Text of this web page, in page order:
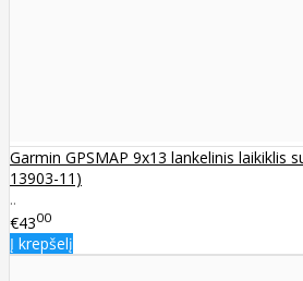
Garmin GPSMAP 9x13 lankelinis laikiklis
13903-11)
..
€4300
Į krepšelį